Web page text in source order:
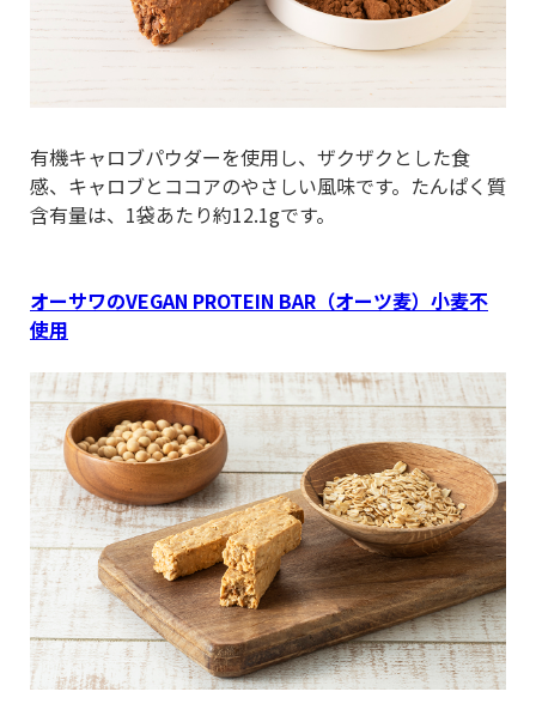
有機キャロブパウダーを使用し、ザクザクとした食
感、キャロブとココアのやさしい風味です。たんぱく質
含有量は、1袋あたり約12.1gです。
オーサワのVEGAN PROTEIN BAR（オーツ麦）小麦不
使用